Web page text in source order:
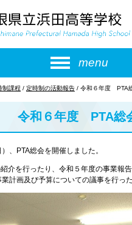
menu
制課程 / 定時制の活動報告 / 令和６年度 PTA
令和６年度 PTA総
、PTA総会を開催しました。
介を行ったり、令和５年度の事業報
計画及び予算についての議事を行った